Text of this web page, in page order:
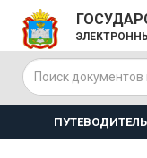
ПУТЕВОДИТЕЛЬ